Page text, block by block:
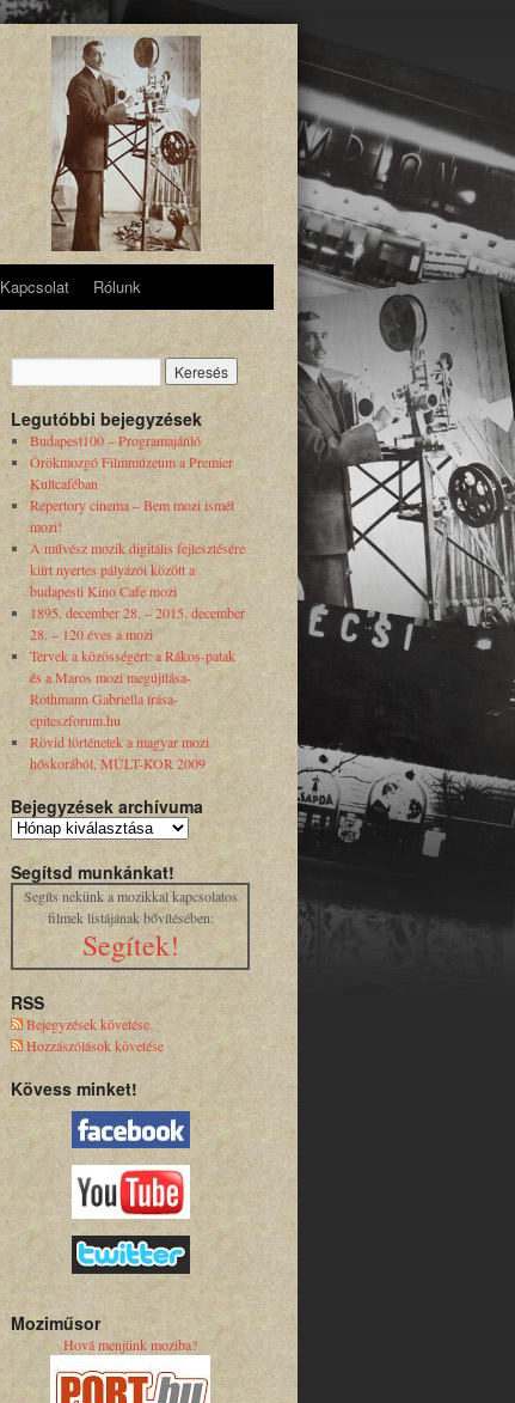
Kapcsolat Rólunk
Legutóbbi bejegyzések
Budapest100 – Programajánló
Örökmozgó Filmmúzeum a Premier
Kultcaféban
Repertory cinema – Bem mozi ismét
mozi!
A művész mozik digitális fejlesztésére
kiírt nyertes pályázói között a
budapesti Kino Cafe mozi
1895. december 28. – 2015. december
28. – 120 éves a mozi
Tervek a közösségért: a Rákos-patak
és a Maros mozi megújítása-
Rothmann Gabriella írása-
epiteszforum.hu
Rövid történetek a magyar mozi
hőskorából, MÚLT-KOR 2009
Bejegyzések archívuma
Segítsd munkánkat!
Segíts nekünk a mozikkal kapcsolatos
filmek listájának bővítésében:
Segítek!
RSS
Bejegyzések követése
Hozzászólások követése
Kövess minket!
Moziműsor
Hová menjünk moziba?